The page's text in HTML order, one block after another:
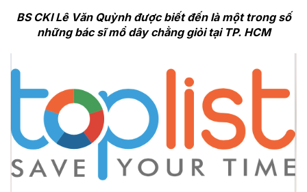
BS CKI Lê Văn Quỳnh được biết đến là một trong số
những bác sĩ mổ dây chằng giỏi tại TP. HCM